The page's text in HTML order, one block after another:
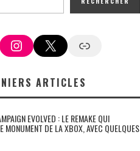
Instagram
X Google News
ARTICLES
EVOLVED : LE REMAKE QUI
MONUMENT DE LA XBOX, AVEC QUELQUES